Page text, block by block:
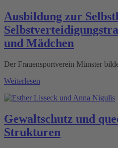
Ausbildung zur
und Mädchen
Der Frauensportverein Münster
Weiterlesen
Gewaltschutz und
Strukturen